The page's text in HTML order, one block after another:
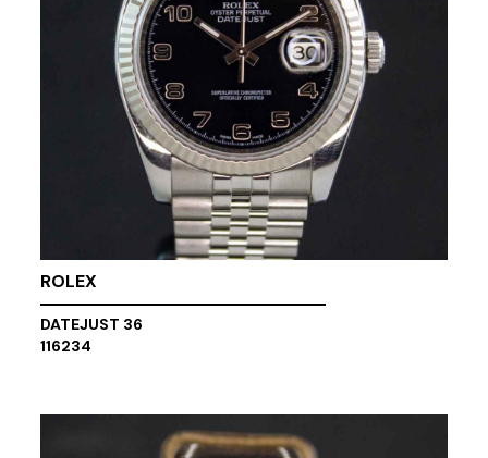
ROLEX
DATEJUST 36
116234